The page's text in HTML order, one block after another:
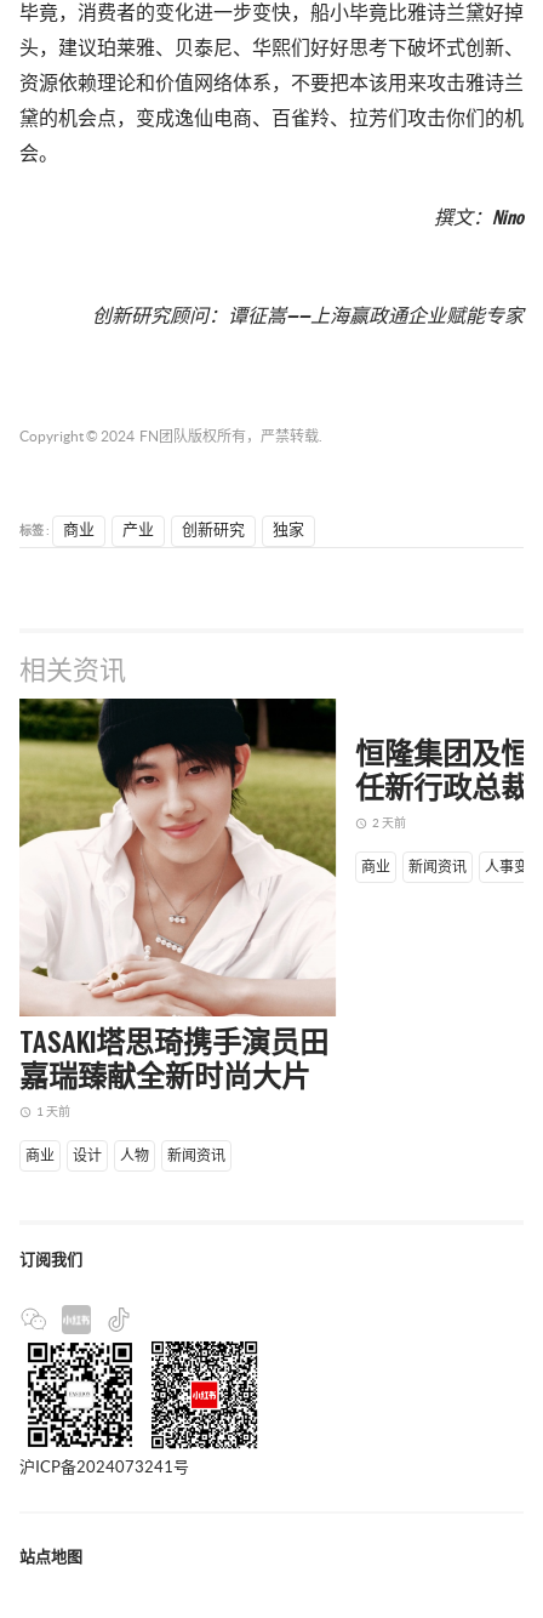
毕竟，消费者的变化进一步变快，船小毕竟比雅诗兰黛好掉
头，建议珀莱雅、贝泰尼、华熙们好好思考下破坏式创新、
资源依赖理论和价值网络体系，不要把本该用来攻击雅诗兰
黛的机会点，变成逸仙电商、百雀羚、拉芳们攻击你们的机
会。
撰文： Nino
创新研究顾问：谭征嵩——上海赢政通企业赋能专家
Copyright © 2024 FN团队 版权所有，严禁转载.
标签 : 商业 产业 创新研究 独家
相关资讯
TASAKI塔思琦携手演员田
嘉瑞臻献全新时尚大片
access_time 1 天前
商业 设计 人物 新闻资讯
恒隆集团及恒
任新行政总裁
access_time 2 天前
商业 新闻资讯 人事变动
订阅我们
沪ICP备2024073241号
站点地图